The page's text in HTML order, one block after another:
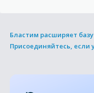
Бластим расширяет
Присоединяйтесь,